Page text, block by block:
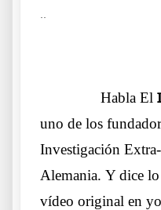
Habla El
uno de los
Investigación
Alemania. Y dice
vídeo original en